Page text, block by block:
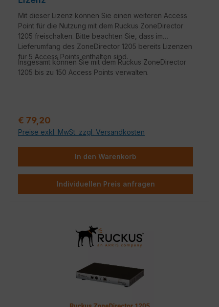
Mit dieser Lizenz können Sie einen weiteren Access
Point für die Nutzung mit dem Ruckus ZoneDirector
1205 freischalten. Bitte beachten Sie, dass im
Lieferumfang des ZoneDirector 1205 bereits Lizenzen
für 5 Access Points enthalten sind.
Insgesamt können Sie mit dem Ruckus ZoneDirector
1205 bis zu 150 Access Points verwalten.
Verkaufspreis:
€ 79,20
Preise exkl. MwSt. zzgl. Versandkosten
In den Warenkorb
Individuellen Preis anfragen